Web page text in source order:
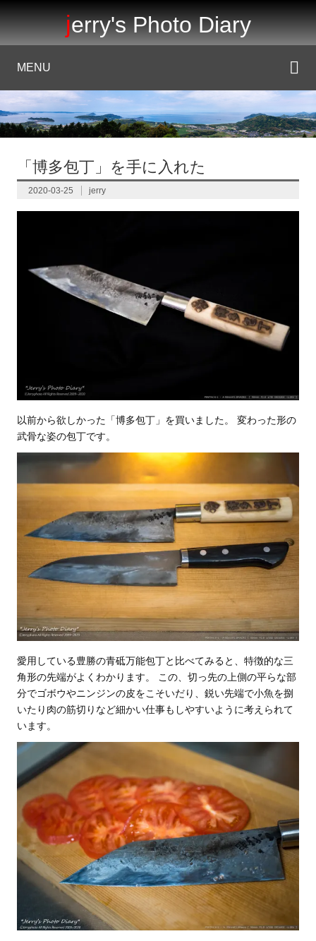
jerry's Photo Diary
MENU
「博多包丁」を手に入れた
2020-03-25 jerry
以前から欲しかった「博多包丁」を買いました。 変わった形の
武骨な姿の包丁です。
愛用している豊勝の青砥万能包丁と比べてみると、特徴的な三
角形の先端がよくわかります。 この、切っ先の上側の平らな部
分でゴボウやニンジンの皮をこそいだり、鋭い先端で小魚を捌
いたり肉の筋切りなど細かい仕事もしやすいように考えられて
います。